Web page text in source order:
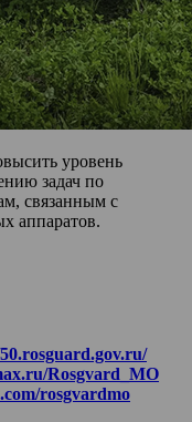
уровень
задач по
связанным с
аппаратов.
Rosgvard_MO
rosgvardmo